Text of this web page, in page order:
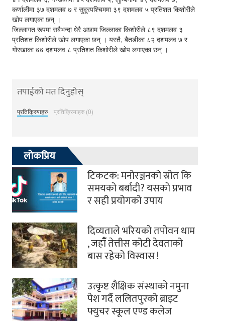
कर्णालीमा ३७ दशमलव ७ र सुदूरपश्चिममा ३९ दशमलव ५ प्रतिशत किशोरीले
खोप लगाएका छन् ।
जिल्लागत रूपमा सबैभन्दा धेरै अछाम जिल्लाका किशोरीले ८९ दशमलव ३
प्रतिशत किशोरीले खोप लगाएका छन् । यस्तै, बैतडीका ८२ दशमलव ७ र
गोरखाका ७७ दशमलव ८ प्रतिशत किशोरीले खोप लगाएका छन् ।
तपाईको मत दिनुहोस्
प्रतिक्रियाहरु प्रतिक्रियाहरु (0)
लोकप्रिय
टिकटक: मनोरञ्जनको स्रोत कि
समयको बर्बादी? यसको प्रभाव
र सही प्रयोगको उपाय
दिव्यताले भरियको तपोवन धाम
, जहाँँ तेत्तीस कोटी देवताको
बास रहेको विस्वास !
उत्कृष्ट शैक्षिक संस्थाको नमुना
पेश गर्दै ललितपुरको ब्राइट
फ्युचर स्कूल एण्ड कलेज